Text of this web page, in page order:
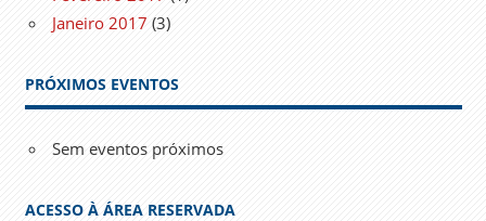
Janeiro 2017 (3)
PRÓXIMOS EVENTOS
Sem eventos próximos
ACESSO À ÁREA RESERVADA